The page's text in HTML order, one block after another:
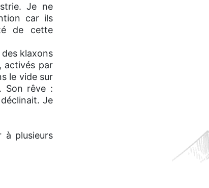
Je ne
car ils
de cette
klaxons
activés par
le vide sur
Son rêve :
Je
à plusieurs